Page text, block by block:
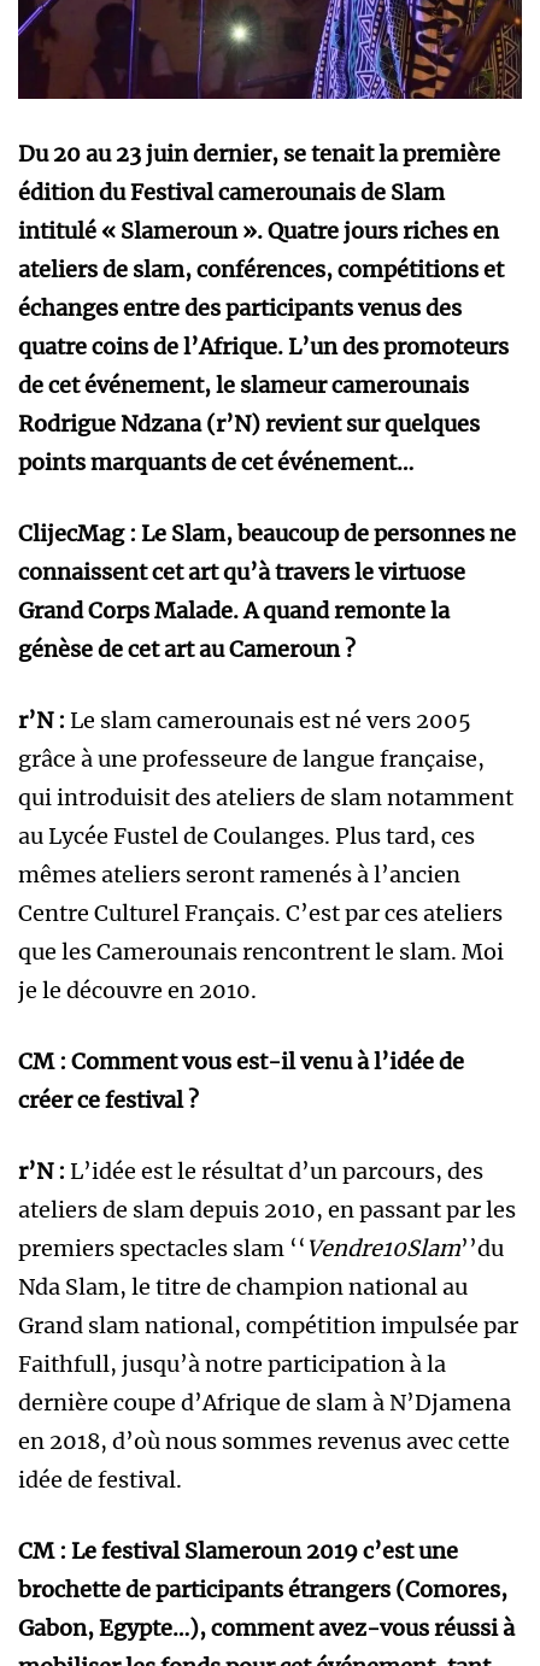
Du 20 au 23 juin dernier, se tenait la première
édition du Festival camerounais de Slam
intitulé « Slameroun ». Quatre jours riches en
ateliers de slam, conférences, compétitions et
échanges entre des participants venus des
quatre coins de l’Afrique. L’un des promoteurs
de cet événement, le slameur camerounais
Rodrigue Ndzana (r’N) revient sur quelques
points marquants de cet événement…
ClijecMag : Le Slam, beaucoup de personnes ne
connaissent cet art qu’à travers le virtuose
Grand Corps Malade. A quand remonte la
génèse de cet art au Cameroun ?
r’N : Le slam camerounais est né vers 2005
grâce à une professeure de langue française,
qui introduisit des ateliers de slam notamment
au Lycée Fustel de Coulanges. Plus tard, ces
mêmes ateliers seront ramenés à l’ancien
Centre Culturel Français. C’est par ces ateliers
que les Camerounais rencontrent le slam. Moi
je le découvre en 2010.
CM : Comment vous est-il venu à l’idée de
créer ce festival ?
r’N : L’idée est le résultat d’un parcours, des
ateliers de slam depuis 2010, en passant par les
premiers spectacles slam ‘‘ Vendre10Slam’’du
Nda Slam, le titre de champion national au
Grand slam national, compétition impulsée par
Faithfull, jusqu’à notre participation à la
dernière coupe d’Afrique de slam à N’Djamena
en 2018, d’où nous sommes revenus avec cette
idée de festival.
CM : Le festival Slameroun 2019 c’est une
brochette de participants étrangers (Comores,
Gabon, Egypte…), comment avez-vous réussi à